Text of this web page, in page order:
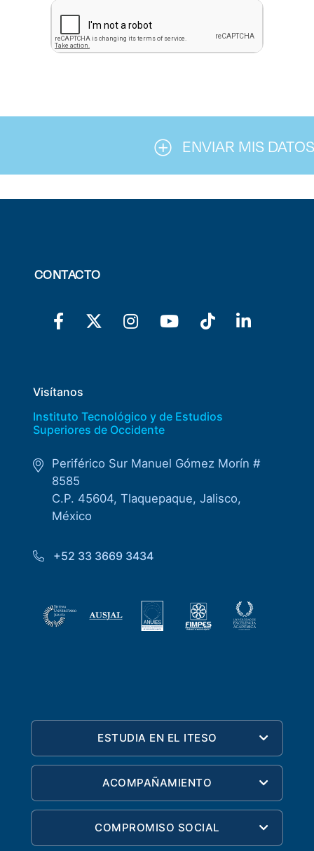
ENVIAR MIS DATOS
CONTACTO
Visítanos
Instituto Tecnológico y de Estudios
Superiores de Occidente
Periférico Sur Manuel Gómez Morín #
8585
C.P. 45604, Tlaquepaque, Jalisco,
México
+52 33 3669 3434
ESTUDIA EN EL ITESO
ACOMPAÑAMIENTO
COMPROMISO SOCIAL